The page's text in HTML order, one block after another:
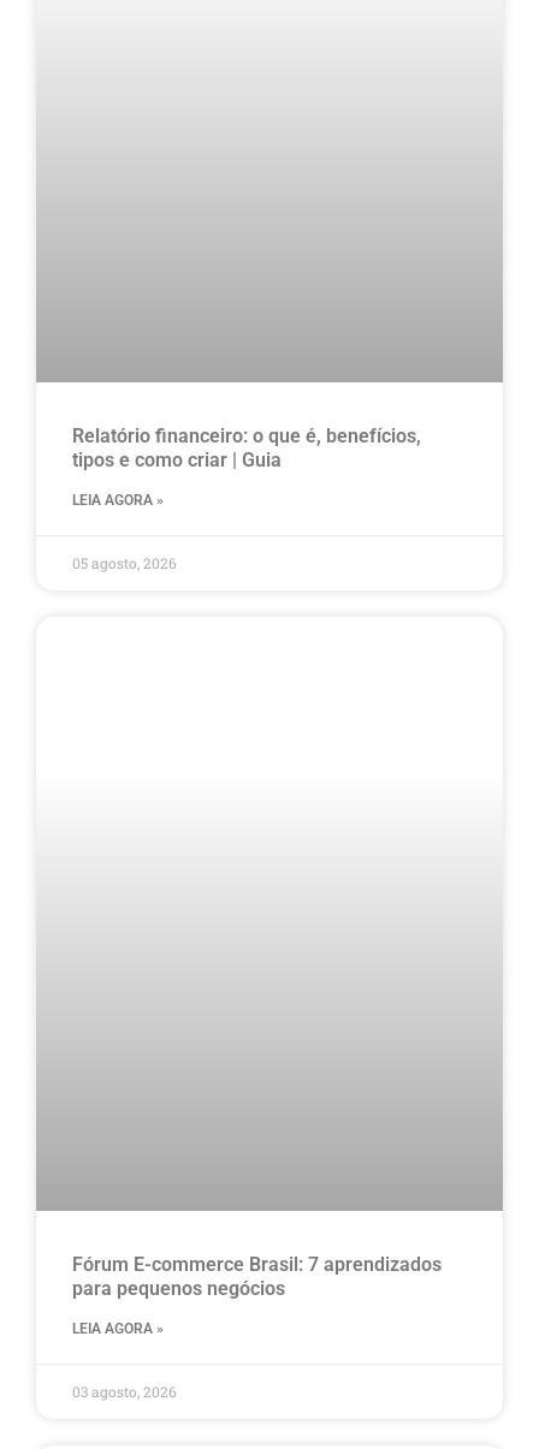
Relatório financeiro: o que é, benefícios,
tipos e como criar | Guia
LEIA AGORA »
05 agosto, 2026
Fórum E-commerce Brasil: 7 aprendizados
para pequenos negócios
LEIA AGORA »
03 agosto, 2026